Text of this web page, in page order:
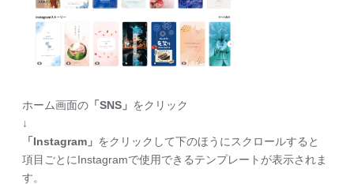
ホーム画面の 「SNS」 をクリック
↓
「Instagram」 をクリックして下のほうにスクロールすると
項目ごとにInstagramで使用できるテンプレートが表示されま
す。